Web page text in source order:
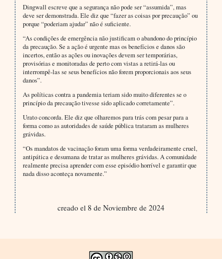
Dingwall escreve que a segurança não pode ser “assumida”, mas
deve ser demonstrada. Ele diz que “fazer as coisas por precaução” ou
porque “poderiam ajudar” não é suficiente.
“As condições de emergência não justificam o abandono do princípio
da precaução. Se a ação é urgente mas os benefícios e danos são
incertos, então as ações ou inovações devem ser temporárias,
provisórias e monitoradas de perto com vistas a retirá-las ou
interrompê-las se seus benefícios não forem proporcionais aos seus
danos”.
As políticas contra a pandemia teriam sido muito diferentes se o
princípio da precaução tivesse sido aplicado corretamente”.
Urato concorda. Ele diz que olharemos para trás com pesar para a
forma como as autoridades de saúde pública trataram as mulheres
grávidas.
“Os mandatos de vacinação foram uma forma verdadeiramente cruel,
antipática e desumana de tratar as mulheres grávidas. A comunidade
realmente precisa aprender com esse episódio horrível e garantir que
nada disso aconteça novamente.”
creado el 8 de Noviembre de 2024